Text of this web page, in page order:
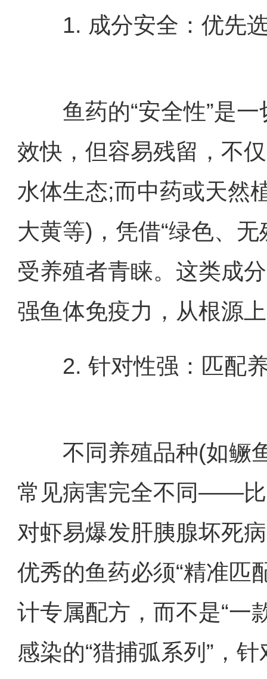
1. 成分安全：优先选
鱼药的“安全性”是一
效快，但容易残留，不
水体生态;而中药或天然
大黄等)，凭借“绿色、
受养殖者青睐。这类成
强鱼体免疫力，从根源
2. 针对性强：匹配养
不同养殖品种(如鳜鱼
常见病害完全不同——比
对虾易爆发肝胰腺坏死
优秀的鱼药必须“精准匹
计专属配方，而不是“一
感染的“猎捕弧系列”，